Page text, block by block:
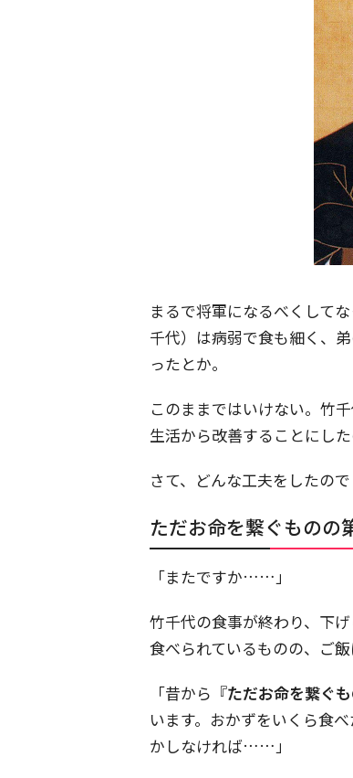
まるで将軍になるべくして
千代）は病弱で食も細く、
ったとか。
このままではいけない。竹
生活から改善することにした
さて、どんな工夫をしたので
ただお命を繋ぐもの
「またですか……」
竹千代の食事が終わり、下
食べられているものの、ご
「昔から『ただお命を繋ぐ
います。おかずをいくら食
かしなければ……」